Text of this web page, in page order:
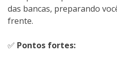
das bancas, preparando
frente.
✅ Pontos fortes: